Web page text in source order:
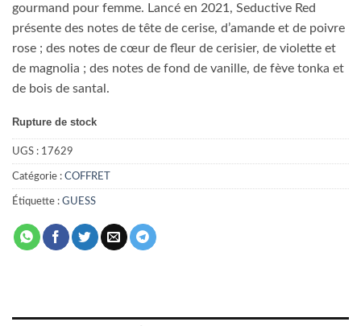
gourmand pour femme. Lancé en 2021, Seductive Red
présente des notes de tête de cerise, d’amande et de poivre
rose ; des notes de cœur de fleur de cerisier, de violette et
de magnolia ; des notes de fond de vanille, de fève tonka et
de bois de santal.
Rupture de stock
UGS : 17629
Catégorie : COFFRET
Étiquette : GUESS